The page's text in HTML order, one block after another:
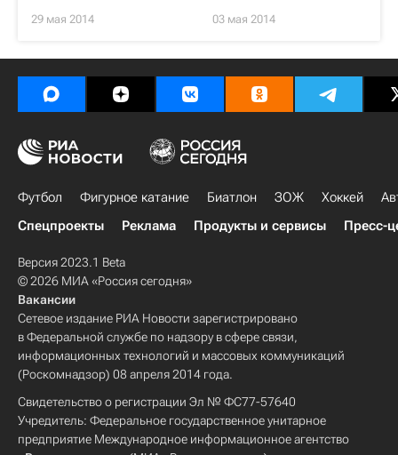
29 мая 2014 03 мая 2014
Футбол Фигурное катание Биатлон ЗОЖ Хоккей
Спецпроекты
Реклама Продукты и сервисы Пресс-
Версия 2023.1 Beta
© 2026 МИА «Россия сегодня»
Вакансии
Сетевое издание РИА Новости зарегистрировано
в Федеральной службе по надзору в сфере связи,
информационных технологий и массовых коммуникаций
(Роскомнадзор) 08 апреля 2014 года.
Свидетельство о регистрации Эл № ФС77-57640
Учредитель: Федеральное государственное унитарное
предприятие Международное информационное агентство